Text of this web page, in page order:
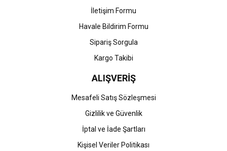
Gönder
İletişim Formu
Havale Bildirim Formu
Sipariş Sorgula
Kargo Takibi
ALIŞVERİŞ
Mesafeli Satış Sözleşmesi
Gizlilik ve Güvenlik
İptal ve İade Şartları
Kişisel Veriler Politikası